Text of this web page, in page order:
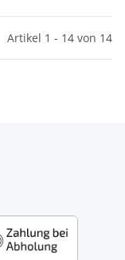
Artikel 1 - 14 von 14